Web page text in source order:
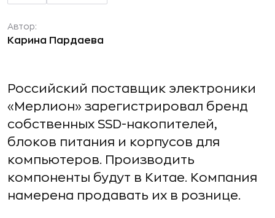
Автор:
Карина Пардаева
Российский поставщик электроники
«Мерлион» зарегистрировал бренд
собственных SSD-накопителей,
блоков питания и корпусов для
компьютеров. Производить
компоненты будут в Китае. Компания
намерена продавать их в рознице.